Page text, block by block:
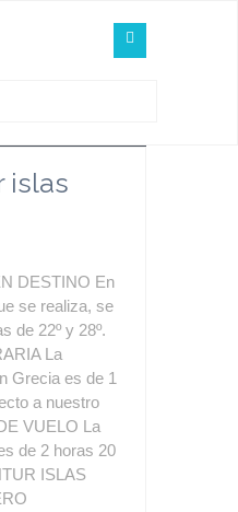
islas
DESTINO En
se realiza, se
de 22º y 28º.
La
Grecia es de 1
a nuestro
VUELO La
de 2 horas 20
ISLAS